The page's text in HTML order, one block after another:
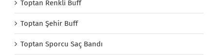
Toptan Renkli Buff
Toptan Şehir Buff
Toptan Sporcu Saç Bandı